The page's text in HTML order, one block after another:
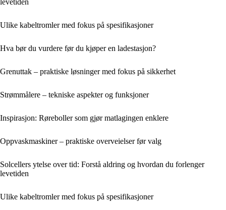
levetiden
Ulike kabeltromler med fokus på spesifikasjoner
Hva bør du vurdere før du kjøper en ladestasjon?
Grenuttak – praktiske løsninger med fokus på sikkerhet
Strømmålere – tekniske aspekter og funksjoner
Inspirasjon: Røreboller som gjør matlagingen enklere
Oppvaskmaskiner – praktiske overveielser før valg
Solcellers ytelse over tid: Forstå aldring og hvordan du forlenger
levetiden
Ulike kabeltromler med fokus på spesifikasjoner